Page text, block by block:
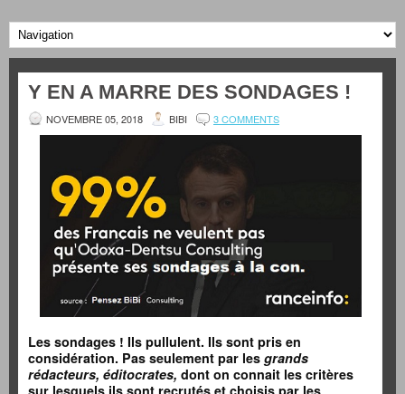
Y EN A MARRE DES SONDAGES !
NOVEMBRE 05, 2018 BIBI 3 COMMENTS
Les sondages ! Ils pullulent. Ils sont pris en
considération. Pas seulement par les grands
rédacteurs, éditocrates, dont on connait les critères
sur lesquels ils sont recrutés et choisis par les